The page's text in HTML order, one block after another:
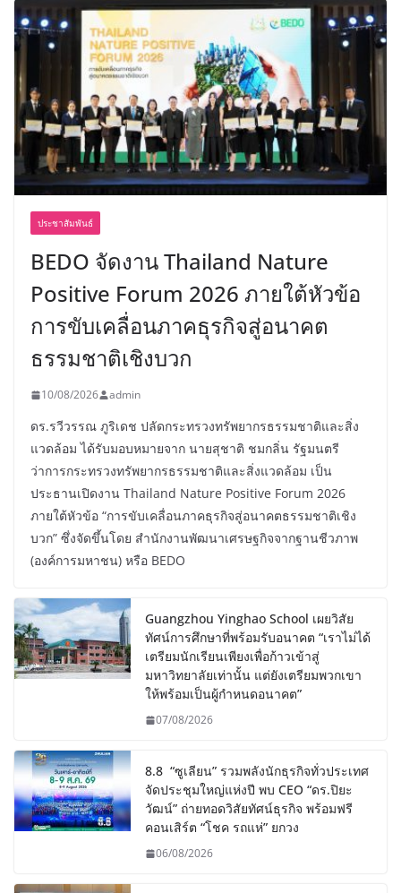
ประชาสัมพันธ์
BEDO จัดงาน Thailand Nature
Positive Forum 2026 ภายใต้หัวข้อ
การขับเคลื่อนภาคธุรกิจสู่อนาคต
ธรรมชาติเชิงบวก
10/08/2026 admin
ดร.รวีวรรณ ภูริเดช ปลัดกระทรวงทรัพยากรธรรมชาติและสิ่ง
แวดล้อม ได้รับมอบหมายจาก นายสุชาติ ชมกลิ่น รัฐมนตรี
ว่าการกระทรวงทรัพยากรธรรมชาติและสิ่งแวดล้อม เป็น
ประธานเปิดงาน Thailand Nature Positive Forum 2026
ภายใต้หัวข้อ “การขับเคลื่อนภาคธุรกิจสู่อนาคตธรรมชาติเชิง
บวก” ซึ่งจัดขึ้นโดย สำนักงานพัฒนาเศรษฐกิจจากฐานชีวภาพ
(องค์การมหาชน) หรือ BEDO
Guangzhou Yinghao School เผยวิสัย
ทัศน์การศึกษาที่พร้อมรับอนาคต “เราไม่ได้
เตรียมนักเรียนเพียงเพื่อก้าวเข้าสู่
มหาวิทยาลัยเท่านั้น แต่ยังเตรียมพวกเขา
ให้พร้อมเป็นผู้กำหนดอนาคต”
07/08/2026
8.8 “ซูเลียน” รวมพลังนักธุรกิจทั่วประเทศ
จัดประชุมใหญ่แห่งปี พบ CEO “ดร.ปิยะ
วัฒน์” ถ่ายทอดวิสัยทัศน์ธุรกิจ พร้อมฟรี
คอนเสิร์ต “โชค รถแห่” ยกวง
06/08/2026